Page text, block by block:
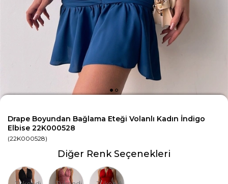
Drape Boyundan Bağlama Eteği Volanlı Kadın İndigo
Elbise 22K000528
(22K000528)
Diğer Renk Seçenekleri